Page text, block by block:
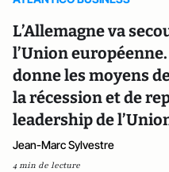
L’Allemagne va
l’Union européenne.
donne les moyens
la récession et de
leadership de
Jean-Marc Sylvestre
4 min de lecture